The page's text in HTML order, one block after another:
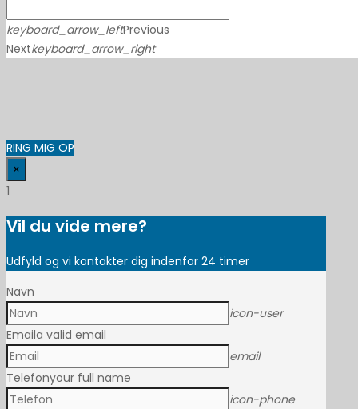
keyboard_arrow_leftPrevious
Nextkeyboard_arrow_right
RING MIG OP
×
1
Vil du vide mere?
Udfyld og vi kontakter dig indenfor 24 timer
Navn
icon-user
Emaila valid email
email
Telefonyour full name
icon-phone